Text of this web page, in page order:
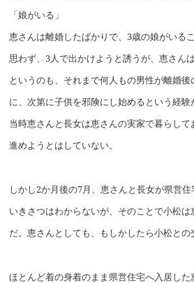
「娘がいる」
恵さんは離婚したばかりで、3歳の娘がいる
思わず、3人で出かけようと誘うが、恵さんは
というのも、それまで何人もの男性が離婚
に、次第に子供を邪険にし始めるという経験
当時恵さんと長女は恵さんの実家で暮らし
進めようとはしていない。
しかし2か月後の7月、恵さんと長女が県営住
いきさつはわからないが、そのことで小松
だ。恵さんとしても、もしかしたら小松と
ほとんど着の身着のまま県営住宅へ入居し